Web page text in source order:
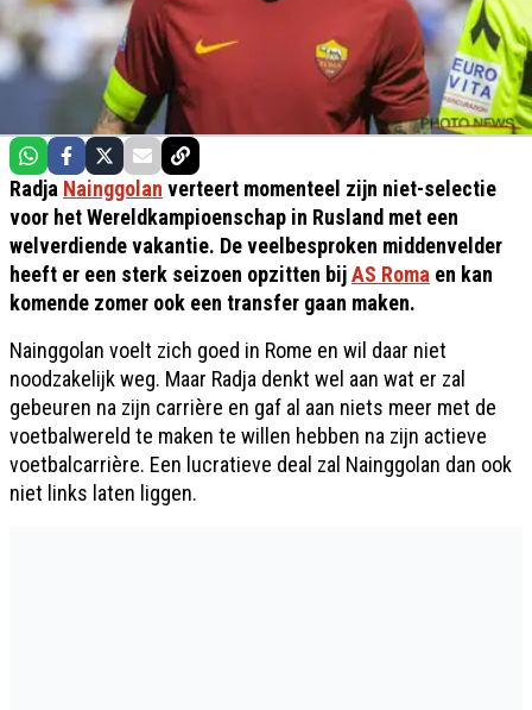
Radja Nainggolan verteert momenteel zijn niet-selectie
voor het Wereldkampioenschap in Rusland met een
welverdiende vakantie. De veelbesproken middenvelder
heeft er een sterk seizoen opzitten bijAS Roma en kan
komende zomer ook een transfer gaan maken.
Nainggolan voelt zich goed in Rome en wil daar niet
noodzakelijk weg. Maar Radja denkt wel aan wat er zal
gebeuren na zijn carrière en gaf al aan niets meer met de
voetbalwereld te maken te willen hebben na zijn actieve
voetbalcarrière. Een lucratieve deal zal Nainggolan dan ook
niet links laten liggen.